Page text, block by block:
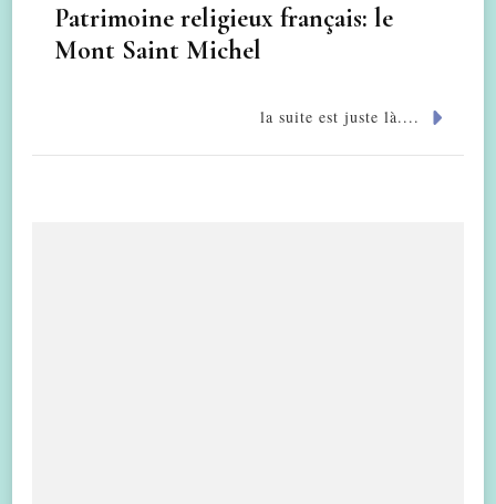
Patrimoine religieux français: le
Mont Saint Michel
la suite est juste là....